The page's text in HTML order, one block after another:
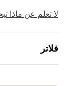
لا تعلم عن ماذا
فلاتر